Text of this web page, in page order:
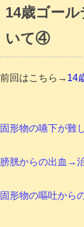
14歳ゴー
いて④
前回はこちら→ 14
固形物の嚥下が
膀胱からの出血→
固形物の嘔吐か